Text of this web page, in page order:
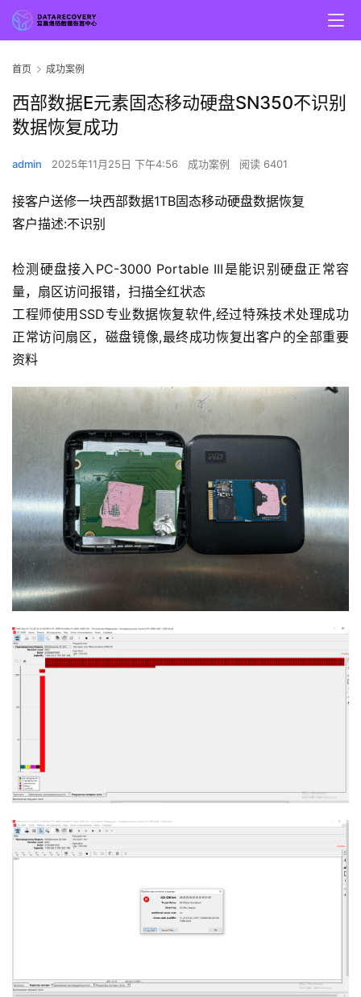
首页 成功案例
西部数据E元素固态移动硬盘SN350不识别
数据恢复成功
admin 2025年11月25日 下午4:56 成功案例 阅读 6401
接客户送修一块西部数据1TB固态移动硬盘数据恢复
客户描述:不识别
检测硬盘接入PC-3000 Portable III是能识别硬盘正常容
量，扇区访问报错，扫描全红状态
工程师使用SSD专业数据恢复软件,经过特殊技术处理成功
正常访问扇区，磁盘镜像,最终成功恢复出客户的全部重要
资料